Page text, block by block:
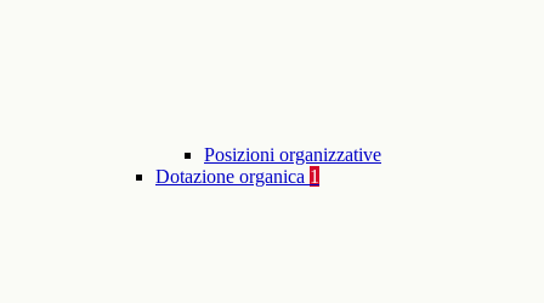
Posizioni organizzative
Dotazione organica 1